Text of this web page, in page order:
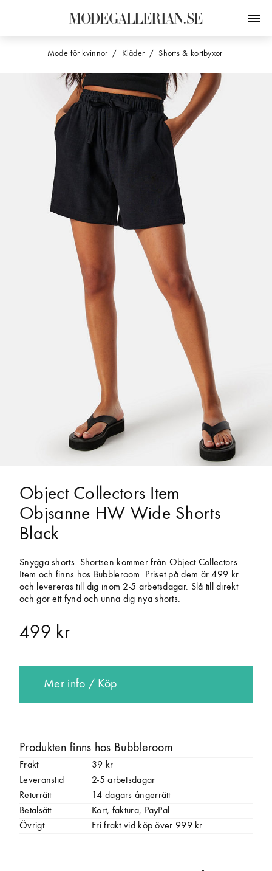
MODEGALLERIAN.SE
Mode för kvinnor Kläder Shorts & kortbyxor
Object Collectors Item
Objsanne HW Wide Shorts
Black
Snygga shorts. Shortsen kommer från Object Collectors
Item och finns hos Bubbleroom. Priset på dem är 499 kr
och levereras till dig inom 2-5 arbetsdagar. Slå till direkt
och gör ett fynd och unna dig nya shorts.
499 kr
Mer info / Köp
Produkten finns hos Bubbleroom
Frakt
39 kr
Leveranstid
2-5 arbetsdagar
Returrätt
14 dagars ångerrätt
Betalsätt
Kort, faktura, PayPal
Övrigt
Fri frakt vid köp över 999 kr